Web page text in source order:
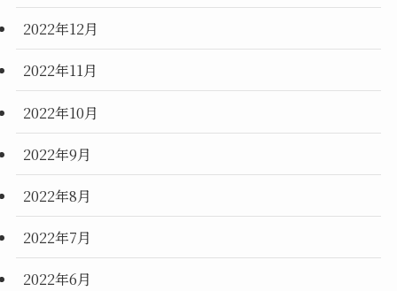
2022年12月
2022年11月
2022年10月
2022年9月
2022年8月
2022年7月
2022年6月